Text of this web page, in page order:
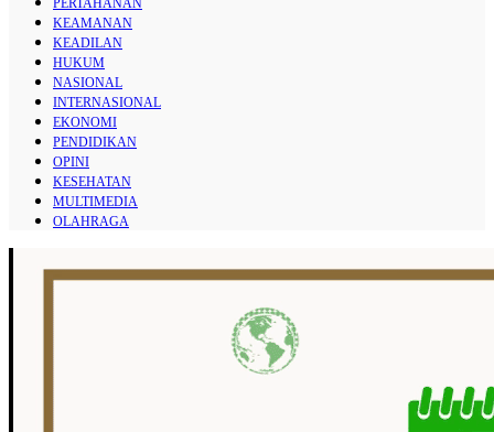
PERTAHANAN
KEAMANAN
KEADILAN
HUKUM
NASIONAL
INTERNASIONAL
EKONOMI
PENDIDIKAN
OPINI
KESEHATAN
MULTIMEDIA
OLAHRAGA